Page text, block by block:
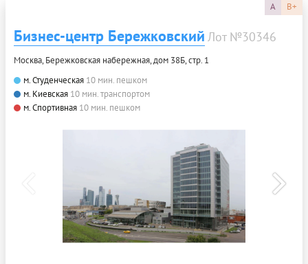
A B+
Бизнес-центр Бережковский Лот №30346
Москва, Бережковская набережная, дом 38Б, стр. 1
м. Студенческая 10 мин. пешком
м. Киевская 10 мин. транспортом
м. Спортивная 10 мин. пешком